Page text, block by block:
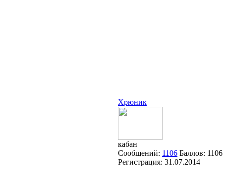
Хрюник
кабан
Сообщений: 1106 Баллов: 1106
Регистрация: 31.07.2014